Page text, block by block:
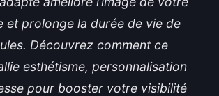
et prolonge la durée de vie de
Découvrez comment ce
esthétisme, personnalisation
pour booster votre visibilité